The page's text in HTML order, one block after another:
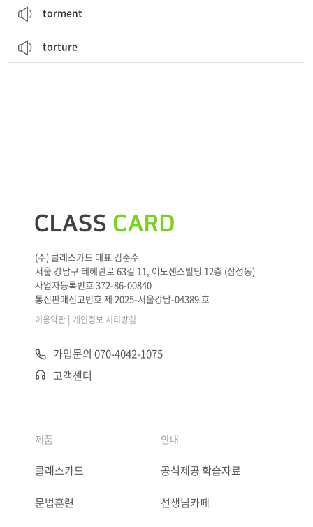
torment
torture
(주) 클래스카드 대표 김준수
서울 강남구 테헤란로 63길 11, 이노센스빌딩 12층 (삼성동)
사업자등록번호 372-86-00840
통신판매신고번호 제 2025-서울강남-04389 호
이용약관 | 개인정보 처리방침
가입문의 070-4042-1075
고객센터
제품
클래스카드
문법훈련
안내
공식제공 학습자료
선생님카페